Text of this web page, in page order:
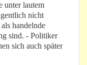
unter lautem
nicht
handelnde
sind. - Politiker
sich auch später